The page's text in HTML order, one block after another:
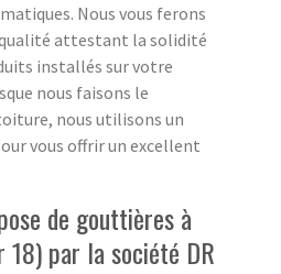
Nous vous ferons
attestant la solidité
installés sur votre
nous faisons le
nous utilisons un
vous offrir un excellent
de gouttières à
18) par la société DR